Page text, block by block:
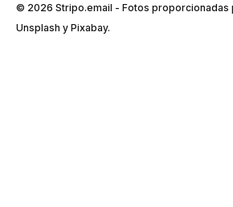
© 2026 Stripо.email - Fotos proporcionadas
Unsplash y Pixabay.